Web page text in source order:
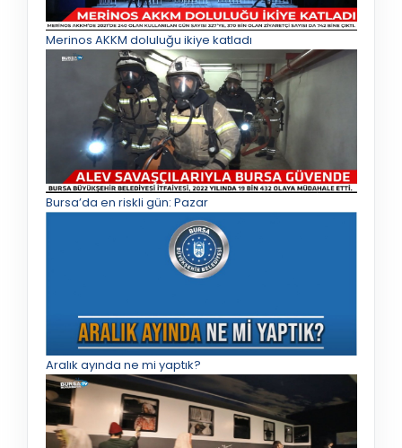
Merinos AKKM doluluğu ikiye katladı
Bursa’da en riskli gün: Pazar
Aralık ayında ne mi yaptık?